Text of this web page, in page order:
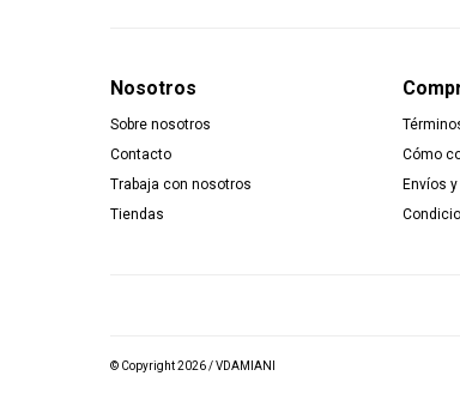
Nosotros
Sobre nosotros
Contacto
Trabaja con nosotros
Tiendas
Cómo
Envíos
© Copyright 2026 / VDAMIANI